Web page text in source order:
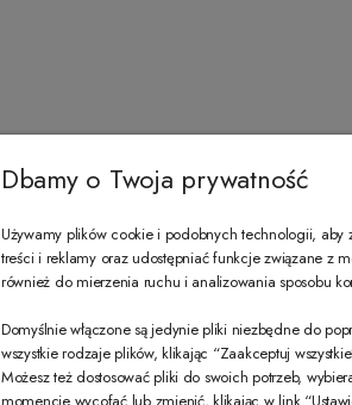
Dbamy o Twoja prywatność
Używamy plików cookie i podobnych technologii, aby
treści i reklamy oraz udostępniać funkcje związane z
również do mierzenia ruchu i analizowania sposobu
Domyślnie włączone są jedynie pliki niezbędne do
wszystkie rodzaje plików, klikając “Zaakceptuj
Możesz też dostosować pliki do swoich potrzeb,